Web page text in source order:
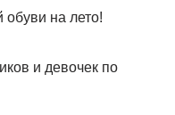
обуви на лето!
и девочек по